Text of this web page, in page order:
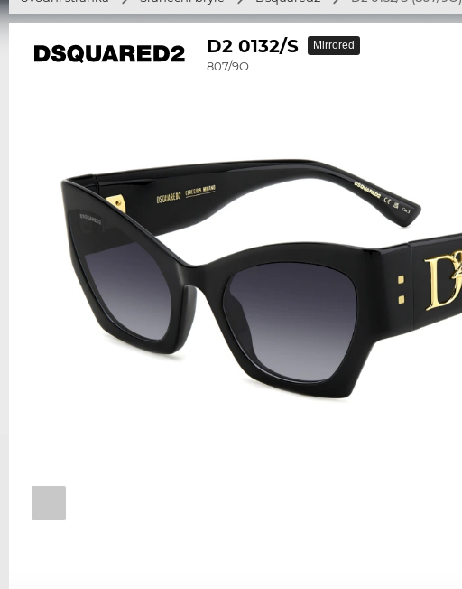
D2 0132/S
807/9O
Mirrored